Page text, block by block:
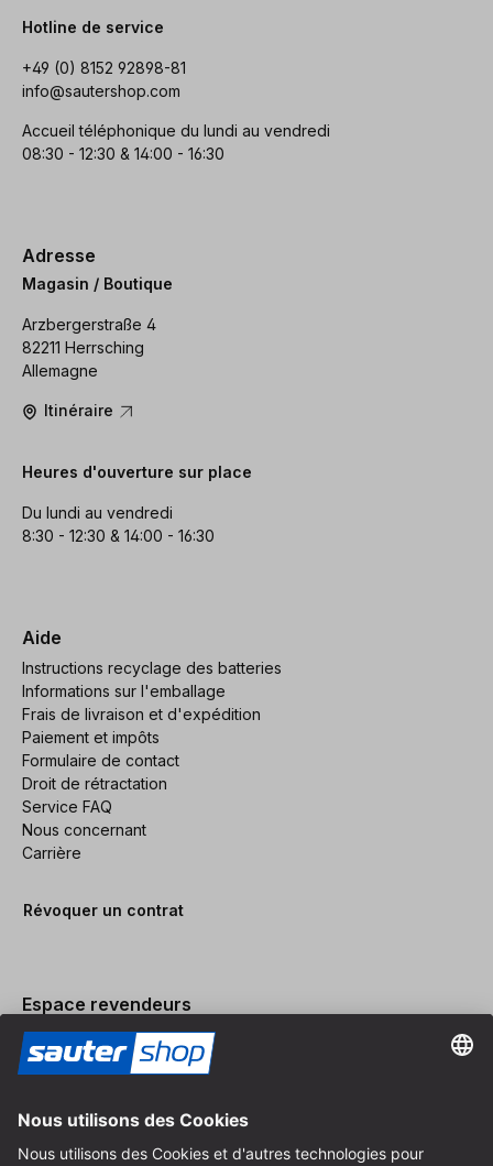
Hotline de service
+49 (0) 8152 92898-81
info@sautershop.com
Accueil téléphonique du lundi au vendredi
08:30 - 12:30 & 14:00 - 16:30
Adresse
Magasin / Boutique
Arzbergerstraße 4
82211 Herrsching
Allemagne
Itinéraire
Heures d'ouverture sur place
Du lundi au vendredi
8:30 - 12:30 & 14:00 - 16:30
Aide
Instructions recyclage des batteries
Informations sur l'emballage
Frais de livraison et d'expédition
Paiement et impôts
Formulaire de contact
Droit de rétractation
Service FAQ
Nous concernant
Carrière
Révoquer un contrat
Espace revendeurs
Devenir revendeur